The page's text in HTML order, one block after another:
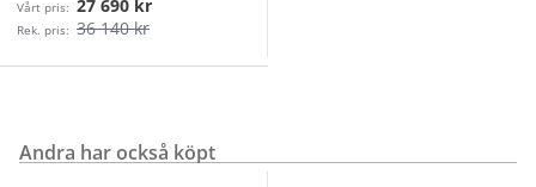
Vårt pris: 27 690 kr
Rek. pris: 36 140 kr
Andra har också köpt